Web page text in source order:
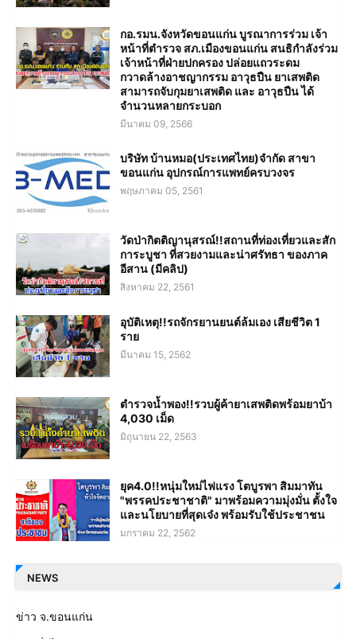
กอ.รมน.จังหวัดขอนแก่น บูรณาการร่วม เจ้า
หน้าที่ตำรวจ สภ.เมืองขอนแก่น สนธิกำลังร่วม
เจ้าหน้าที่ฝ่ายปกครอง ปล่อยแถวระดม
กวาดล้างอาชญากรรม อาวุธปืน ยาเสพติด
สามารถจับกุมยาเสพติด และ อาวุธปืน ได้
จำนวนหลายกระบอก
มีนาคม 09, 2566
บริษัท บ้านหมอ(ประเทศไทย)จำกัด สาขา
ขอนแก่น อุปกรณ์การแพทย์ครบวงจร
พฤษภาคม 05, 2561
วัดป่ากิตติญานุสรณ์!!สถานที่ท่องเที่ยวและสัก
การะบูชา ที่สวยงามและน่าศรัทธา ของภาค
อีสาน (มีคลิป)
สิงหาคม 22, 2561
อุบัติเหตุ!!รถจักรยานยนต์ล้มเอง เสียชีวิต 1
ราย
มีนาคม 15, 2562
ตำรวจน้ำพอง!!รวบผู้ค้ายาเสพติดพร้อมยาบ้า
4,030 เม็ด
มิถุนายน 22, 2563
ยุค4.0!!หนุ่มใหม่ไฟแรง โตบูรพา สิมมาทัน
"พรรคประชาชาติ" มาพร้อมความมุ่งมั่น ตั้งใจ
และนโยบายที่สุดเจ๋ง พร้อมรับใช้ประชาชน
มกราคม 22, 2562
NEWS
ข่าว จ.ขอนแก่น